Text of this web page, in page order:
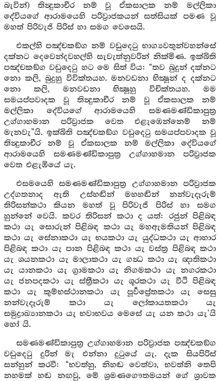
බැවින්) තින්‍දුකාචීර නම් වූ ඒකසාලක නම් මල්ලිකා
දේවියගේ ආරාමයෙහි පරිව්‍රාජකයන් සත්සියක් පමණ වූ
මහත් පිරිවැජි පිරිස් හා සමග වෙසෙයි.
එකල්හි පඤ්චකඞ්ග නම් වඩුදෙටු භාග්‍යවතුන්වහන්සේ
දක්නට දෙවෙන්දවහල්හි සැවැත්නුවරින් නික්මිණ. ඉක්බිති
පඤ්චකඞ්ග වඩුදෙටු හට මෙ සිත් විය: “තව බුදුන් දක්නට
නො කලි, බුදුහු විවික්තයහ. මනවඩනා භික්‍ෂූන් ද දක්නට
නො කලි, මනවඩනා භික්‍ෂූහු විචික්තයහ. මම
සමයප්පවාදක වූ තින්‍දුකාචීර නම් වූ ඒකසාලක නම්
මල්ලිකා දේවියගේ ආරාමයෙහි සමණමණ්ඩිකාපුත්‍ර
උග්ගාහමාන පරිව්‍රාජක වෙත එළැඹෙන්නෙම් නම්
මැනවැ”යි. ඉක්බිති පඤ්චකඞ්ග වඩුදෙටු සමයප්පවාදක වූ
තින්‍දුකාචීර නම් වූ ඒකසාලක නම් මල්ලිකා දේවියගේ
ආරාමයෙහි සමණමණ්ඩිකාපුත්‍ර උග්ගාහමාන පරිව්‍රාජක
වෙත එළැඹියේ යැ.
එසමයෙහි සමණමණ්ඩිකාපුත්‍ර උග්ගාහමාන පරිව්‍රාජක
උද්ගතනාද ඇති උස්හඬින් මහහඬින් නන්වැදෑරුම්
තිරිසන්කථා කියන මහත් වූ පිරිවැජි පිරිස් හා සමග
හුන්නේ වෙයි. කවර තිරිසන් කථා ද යත්: රජුන් පිළිබඳ
කථා යැ සොරුන් පිළිබඳ කථා යැ මහඇමතියන් පිළිබඳ
කථා යැ සේනාකථා යැ භයකථා යැ යුද්ධකථා යැ ආහාර
පිළිබඳ කථා යැ පාන පිළිබඳ කථා යැ වස්ත්‍ර පිළිබඳ කථා
යැ ශයනකථා යැ මාලාකථා යැ ගන්‍ධ කථා යැ ඥාතිකථා
යැ යානකථා යැ ග්‍රාමකථා යැ නිගමකථා යැ නගරකථා
යැ ජනපදකථා යැ ස්ත්‍රීකථා යැ ශූරකථා යැ වීථි පිළිබඳ
කථා යැ කුම්භස්ථානකථා යැ පූර්‍වප්‍රේතකථා යැ සෙසු
නන්වැදෑරුම් කථා යැ ලෝකායතකථා යැ
සමුද්‍රාඛ්‍යානකථා යැ භවාභවය මෙසේ යැ යන කථා යැ’යි
හෝ යි.
සමණමණ්ඩිකාපුත්‍ර උග්ගාහමාන පරිව්‍රාජක පඤ්චකඞ්ග
වඩුදෙටු දුරින් මැ එන්නා දුටුයේ යැ. දැක සියපිරිස්
සන්හුන් කරවී: “භවත්හු, නිහඬ වෙත්වා, භවත්නි තෙපි
නහමක් හඬ නඟවු, මේ ශ්‍රමණගෞතමයන් ගේ ශ්‍රාවක